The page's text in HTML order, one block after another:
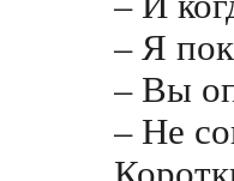
– Я
– Вы
– Не